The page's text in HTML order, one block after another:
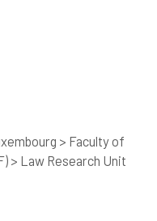
> Faculty of
> Law Research Unit